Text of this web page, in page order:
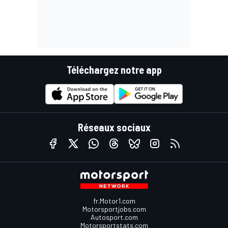
Téléchargez notre app
Réseaux sociaux
fr.Motor1.com
Motorsportjobs.com
Autosport.com
Motorsportstats.com